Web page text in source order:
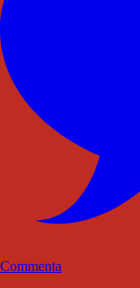
Commenta